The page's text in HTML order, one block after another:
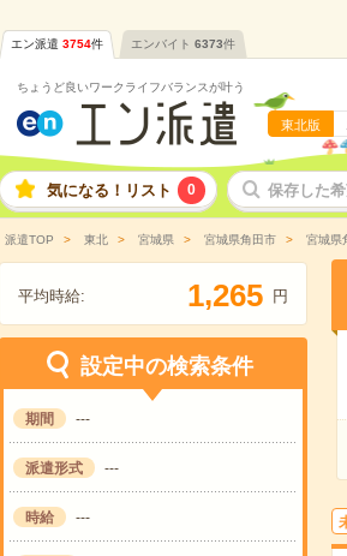
エン派遣 3754件 エンバイト 6373件
ちょうど良いワークライフバランスが叶う
東北版
気になる！リスト 0 保存した
派遣TOP 東北 宮城県 宮城県角田市 宮城県
平均時給: 1,265 円
設定中の検索条件
期間 ---
派遣形式 ---
時給 ---